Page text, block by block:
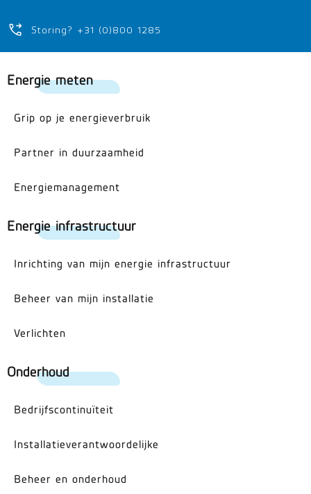
Storing? +31 (0)800 1285
Energie meten
Grip op je energieverbruik
Partner in duurzaamheid
Energiemanagement
Energie infrastructuur
Inrichting van mijn energie infrastructuur
Beheer van mijn installatie
Verlichten
Onderhoud
Bedrijfscontinuïteit
Installatieverantwoordelijke
Beheer en onderhoud